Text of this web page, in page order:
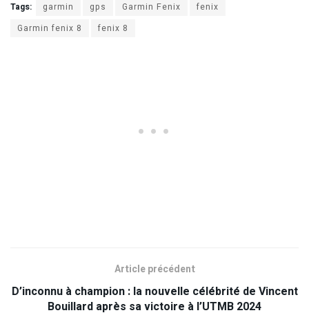
Tags: garmin gps Garmin Fenix
fenix
Garmin fenix 8
fenix 8
Article précédent
D’inconnu à champion : la nouvelle célébrité de Vincent
Bouillard après sa victoire à l’UTMB 2024